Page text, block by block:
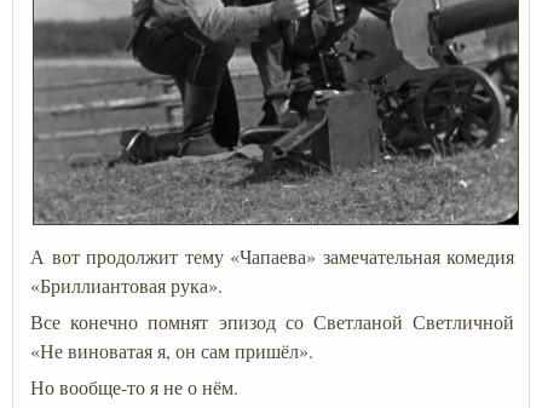
А вот продолжит тему «Чапаева» замечательная комедия
«Бриллиантовая рука».
Все конечно помнят эпизод со Светланой Светличной
«Не виноватая я, он сам пришёл».
Но вообще-то я не о нём.